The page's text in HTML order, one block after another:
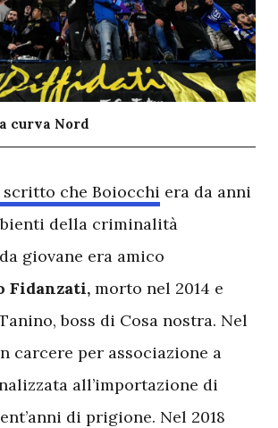
curva Nord
scritto che Boiocchi era da anni
della criminalità
giovane era amico
Fidanzati, morto nel 2014 e
boss di Cosa nostra. Nel
carcere per associazione a
all’importazione di
di prigione. Nel 2018